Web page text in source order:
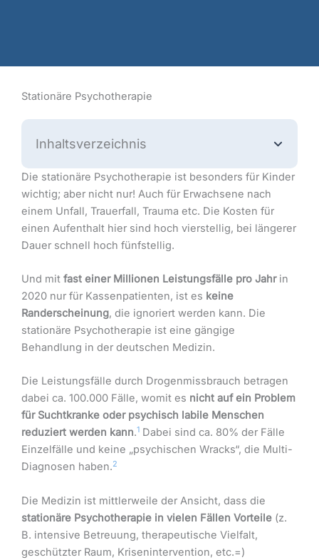
Stationäre Psychotherapie
Inhaltsverzeichnis
Die stationäre Psychotherapie ist besonders für Kinder
wichtig; aber nicht nur! Auch für Erwachsene nach
einem Unfall, Trauerfall, Trauma etc. Die Kosten für
einen Aufenthalt hier sind hoch vierstellig, bei längerer
Dauer schnell hoch fünfstellig.
Und mit fast einer Millionen Leistungsfälle pro Jahrin
2020 nur für Kassenpatienten, ist es keine
Randerscheinung, die ignoriert werden kann. Die
stationäre Psychotherapie ist eine gängige
Behandlung in der deutschen Medizin.
Die Leistungsfälle durch Drogenmissbrauch betragen
dabei ca. 100.000 Fälle, womit es nicht auf ein Problem
für Suchtkranke oder psychisch labile Menschen
reduziert werden kann.1 Dabei sind ca. 80% der Fälle
Einzelfälle und keine „psychischen Wracks“, die Multi-
Diagnosen haben.2
Die Medizin ist mittlerweile der Ansicht, dass die
stationäre Psychotherapie in vielen Fällen Vorteile (z.
B. intensive Betreuung, therapeutische Vielfalt,
geschützter Raum, Krisenintervention, etc.=)